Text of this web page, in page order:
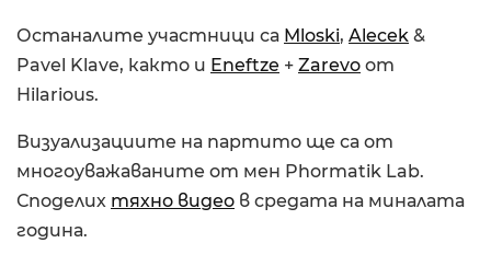
Останалите участници са Mloski, Alecek &
Pavel Klave, както и Eneftze + Zarevo от
Hilarious.
Визуализациите на партито ще са от
многоуважаваните от мен Phormatik Lab.
Споделих тяхно видео в средата на миналата
година.